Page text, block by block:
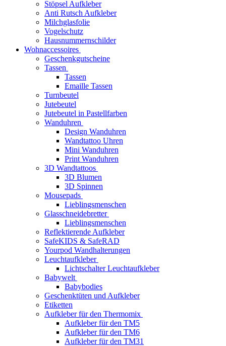
Stöpsel Aufkleber
Anti Rutsch Aufkleber
Milchglasfolie
Vogelschutz
Hausnummernschilder
Wohnaccessoires
Geschenkgutscheine
Tassen
Tassen
Emaille Tassen
Turnbeutel
Jutebeutel
Jutebeutel in Pastellfarben
Wanduhren
Design Wanduhren
Wandtattoo Uhren
Mini Wanduhren
Print Wanduhren
3D Wandtattoos
3D Blumen
3D Spinnen
Mousepads
Lieblingsmenschen
Glasschneidebretter
Lieblingsmenschen
Reflektierende Aufkleber
SafeKIDS & SafeRAD
Yourpod Wandhalterungen
Leuchtaufkleber
Lichtschalter Leuchtaufkleber
Babywelt
Babybodies
Geschenktüten und Aufkleber
Etiketten
Aufkleber für den Thermomix
Aufkleber für den TM5
Aufkleber für den TM6
Aufkleber für den TM31